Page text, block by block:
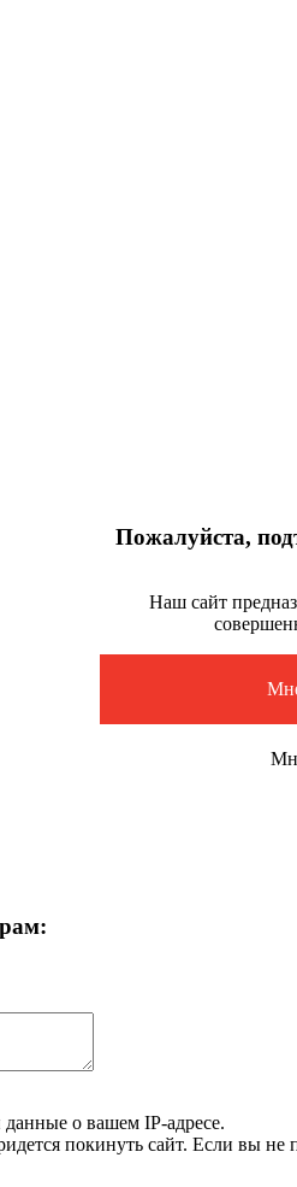
Пожалуйста,
Наш сайт
о вашем IP-адресе.
покинуть сайт. Если вы